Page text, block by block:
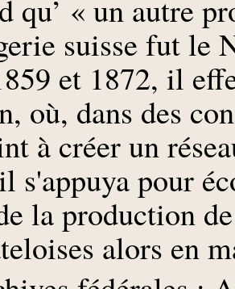
qu’ « un autre
suisse fut le
et 1872, il
où, dans des
à créer un
s'appuya pour
la production
alors en